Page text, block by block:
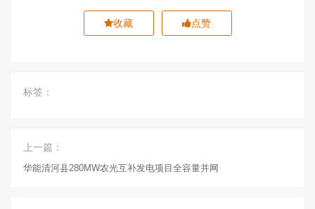
收藏 点赞
标签：
上一篇：
华能清河县280MW农光互补发电项目全容量并网